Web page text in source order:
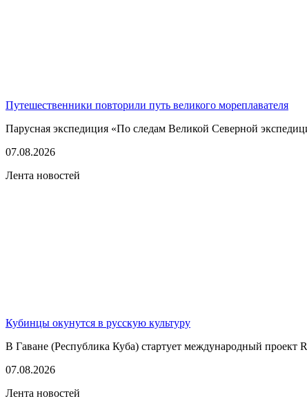
Путешественники повторили путь великого мореплавателя
Парусная экспедиция «По следам Великой Северной
07.08.2026
Лента новостей
Кубинцы окунутся в русскую культуру
В Гаване (Республика Куба) стартует международный проект
07.08.2026
Лента новостей